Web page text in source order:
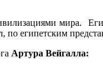
мира.
египетским
Артура Вейгалла: